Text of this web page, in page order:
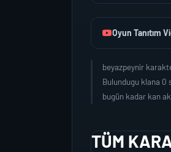
Oyun Tanıtım
beyazpeynir
Bulundugu klana 0
bugün kadar kan
TÜM